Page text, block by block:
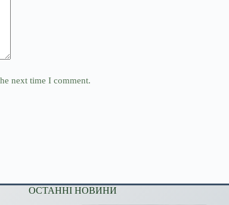
next time I comment.
ОСТАННІ НОВИНИ